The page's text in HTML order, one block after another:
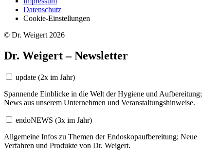
Datenschutz
Cookie-Einstellungen
© Dr. Weigert 2026
Dr. Weigert – Newsletter
update (2x im Jahr)
Spannende Einblicke in die Welt der Hygiene und Aufbereitung;
News aus unserem Unternehmen und Veranstaltungshinweise.
endoNEWS (3x im Jahr)
Allgemeine Infos zu Themen der Endoskopaufbereitung; Neue
Verfahren und Produkte von Dr. Weigert.